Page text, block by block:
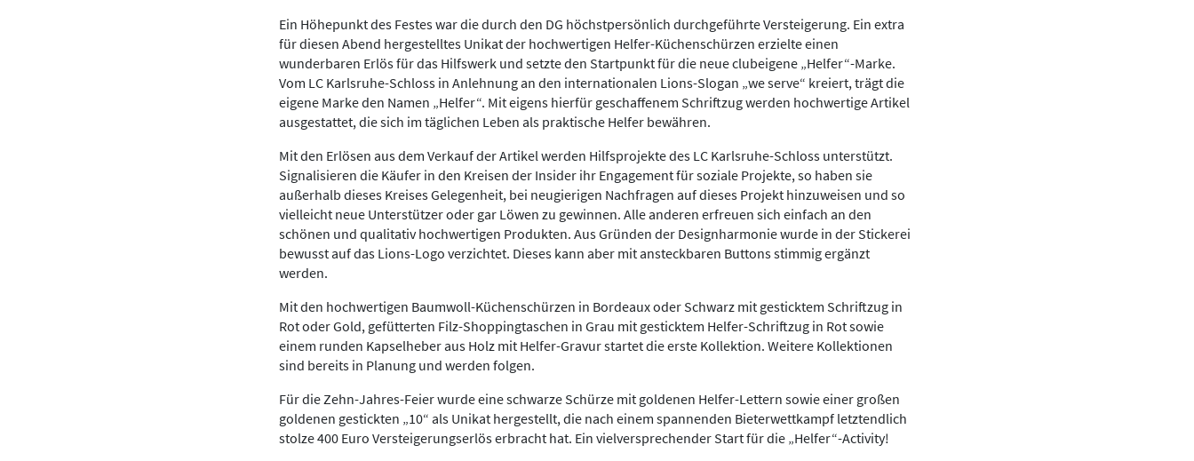
Ein Höhepunkt des Festes war die durch den DG höchstpersönlich durchgeführte Versteigerung. Ein extra
für diesen Abend hergestelltes Unikat der hochwertigen Helfer-Küchenschürzen erzielte einen
wunderbaren Erlös für das Hilfswerk und setzte den Startpunkt für die neue clubeigene „Helfer“-Marke.
Vom LC Karlsruhe-Schloss in Anlehnung an den internationalen Lions-Slogan „we serve“ kreiert, trägt die
eigene Marke den Namen „Helfer“. Mit eigens hierfür geschaffenem Schriftzug werden hochwertige Artikel
ausgestattet, die sich im täglichen Leben als praktische Helfer bewähren.
Mit den Erlösen aus dem Verkauf der Artikel werden Hilfsprojekte des LC Karlsruhe-Schloss unterstützt.
Signalisieren die Käufer in den Kreisen der Insider ihr Engagement für soziale Projekte, so haben sie
außerhalb dieses Kreises Gelegenheit, bei neugierigen Nachfragen auf dieses Projekt hinzuweisen und so
vielleicht neue Unterstützer oder gar Löwen zu gewinnen. Alle anderen erfreuen sich einfach an den
schönen und qualitativ hochwertigen Produkten. Aus Gründen der Designharmonie wurde in der Stickerei
bewusst auf das Lions-Logo verzichtet. Dieses kann aber mit ansteckbaren Buttons stimmig ergänzt
werden.
Mit den hochwertigen Baumwoll-Küchenschürzen in Bordeaux oder Schwarz mit gesticktem Schriftzug in
Rot oder Gold, gefütterten Filz-Shoppingtaschen in Grau mit gesticktem Helfer-Schriftzug in Rot sowie
einem runden Kapselheber aus Holz mit Helfer-Gravur startet die erste Kollektion. Weitere Kollektionen
sind bereits in Planung und werden folgen.
Für die Zehn-Jahres-Feier wurde eine schwarze Schürze mit goldenen Helfer-Lettern sowie einer großen
goldenen gestickten „10“ als Unikat hergestellt, die nach einem spannenden Bieterwettkampf letztendlich
stolze 400 Euro Versteigerungserlös erbracht hat. Ein vielversprechender Start für die „Helfer“-Activity!